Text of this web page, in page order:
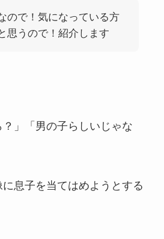
ので！気になっている方
思うので！紹介します
？」「男の子らしいじゃな
息子を当てはめようとする